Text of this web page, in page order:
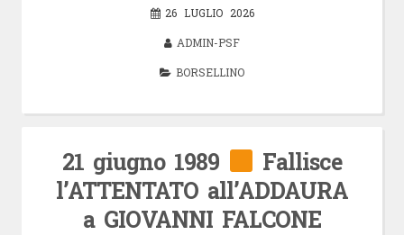
26 LUGLIO 2026
ADMIN-PSF
BORSELLINO
21 giugno 1989
Fallisce
l’ATTENTATO all’ADDAURA
a GIOVANNI FALCONE